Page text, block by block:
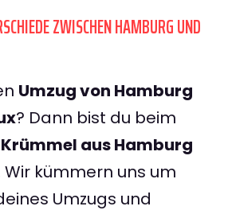
ZWISCHEN HAMBURG UND
Umzug von Hamburg
? Dann bist du beim
aus Hamburg
kümmern uns um
Umzugs und